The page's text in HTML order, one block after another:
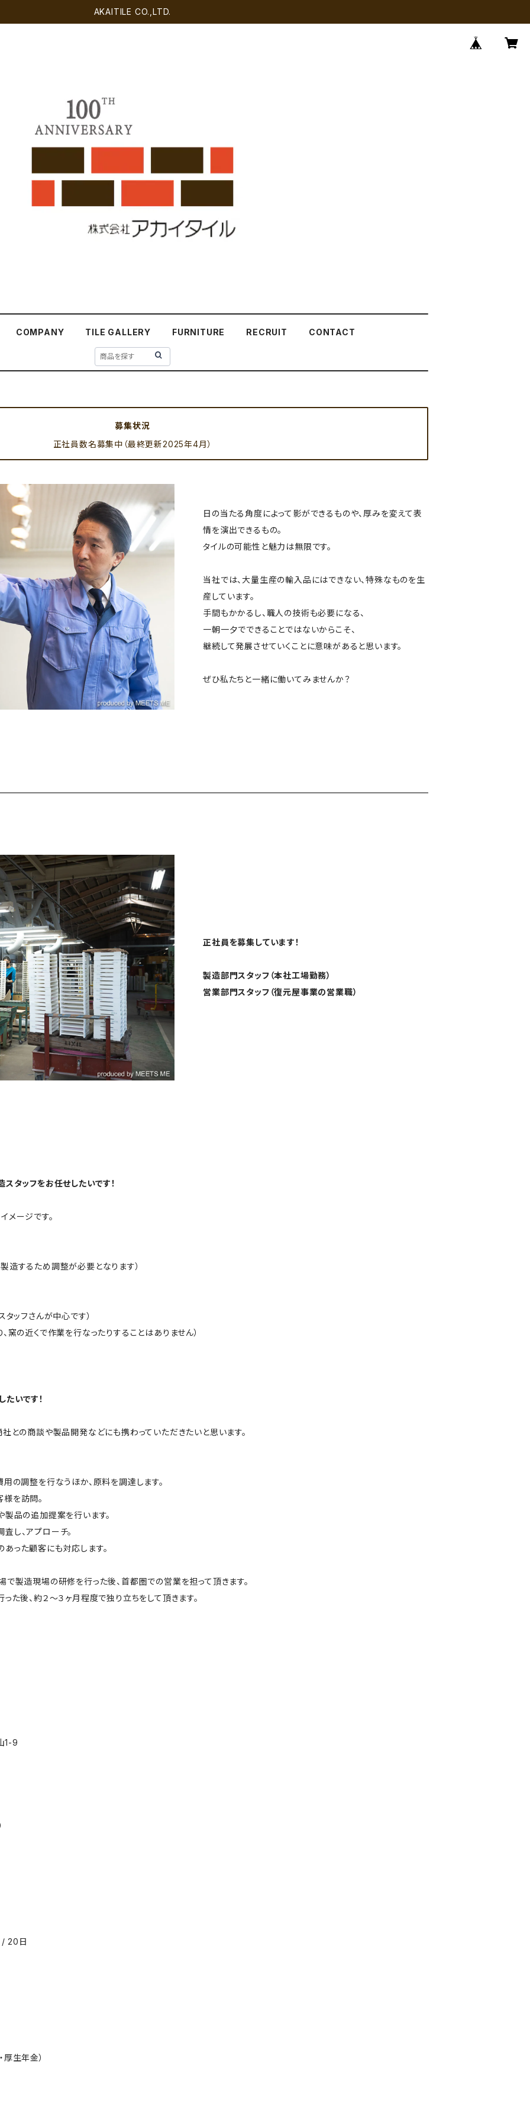
AKAITILE CO.,LTD.
COMPANY TILE GALLERY FURNITURE RECRUIT CONTACT
募集状況
正社員数名募集中（最終更新2025年4月）
日の当たる角度によって影ができるものや、厚みを変えて表
情を演出できるもの。
タイルの可能性と魅力は無限です。
当社では、大量生産の輸入品にはできない、特殊なものを生
産しています。
手間もかかるし、職人の技術も必要になる、
一朝一夕でできることではないからこそ、
継続して発展させていくことに意味があると思います。
ぜひ私たちと一緒に働いてみませんか？
正社員を募集しています！
製造部門スタッフ（本社工場勤務）
営業部門スタッフ（復元屋事業の営業職）
タッフをお任せしたいです！
ージです。
造するため調整が必要となります）
タッフさんが中心です）
窯の近くで作業を行なったりすることはありません）
いです！
との商談や製品開発などにも携わっていただきたいと思います。
の調整を行なうほか、原料を調達します。
を訪問。
製品の追加提案を行います。
し、アプローチ。
った顧客にも対応します。
製造現場の研修を行った後、首都圏での営業を担って頂きます。
後、約２～３ヶ月程度で独り立ちをして頂きます。
1-9
20日
生年金）